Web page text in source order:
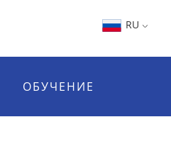
RU
ОБУЧЕНИЕ